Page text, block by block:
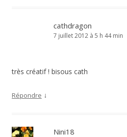
cathdragon
7 juillet 2012 à 5 h 44 min
très créatif ! bisous cath
Répondre ↓
Nini18